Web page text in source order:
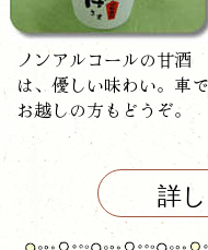
ノンアルコールの甘酒
は、優しい味わい。車で
お越しの方もどうぞ。
詳